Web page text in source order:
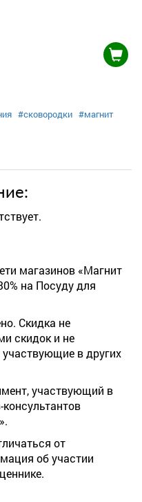
#сковородки #магнит
магазинов «Магнит
на Посуду для
Скидка не
скидок и не
в других
участвующий в
от
об участии